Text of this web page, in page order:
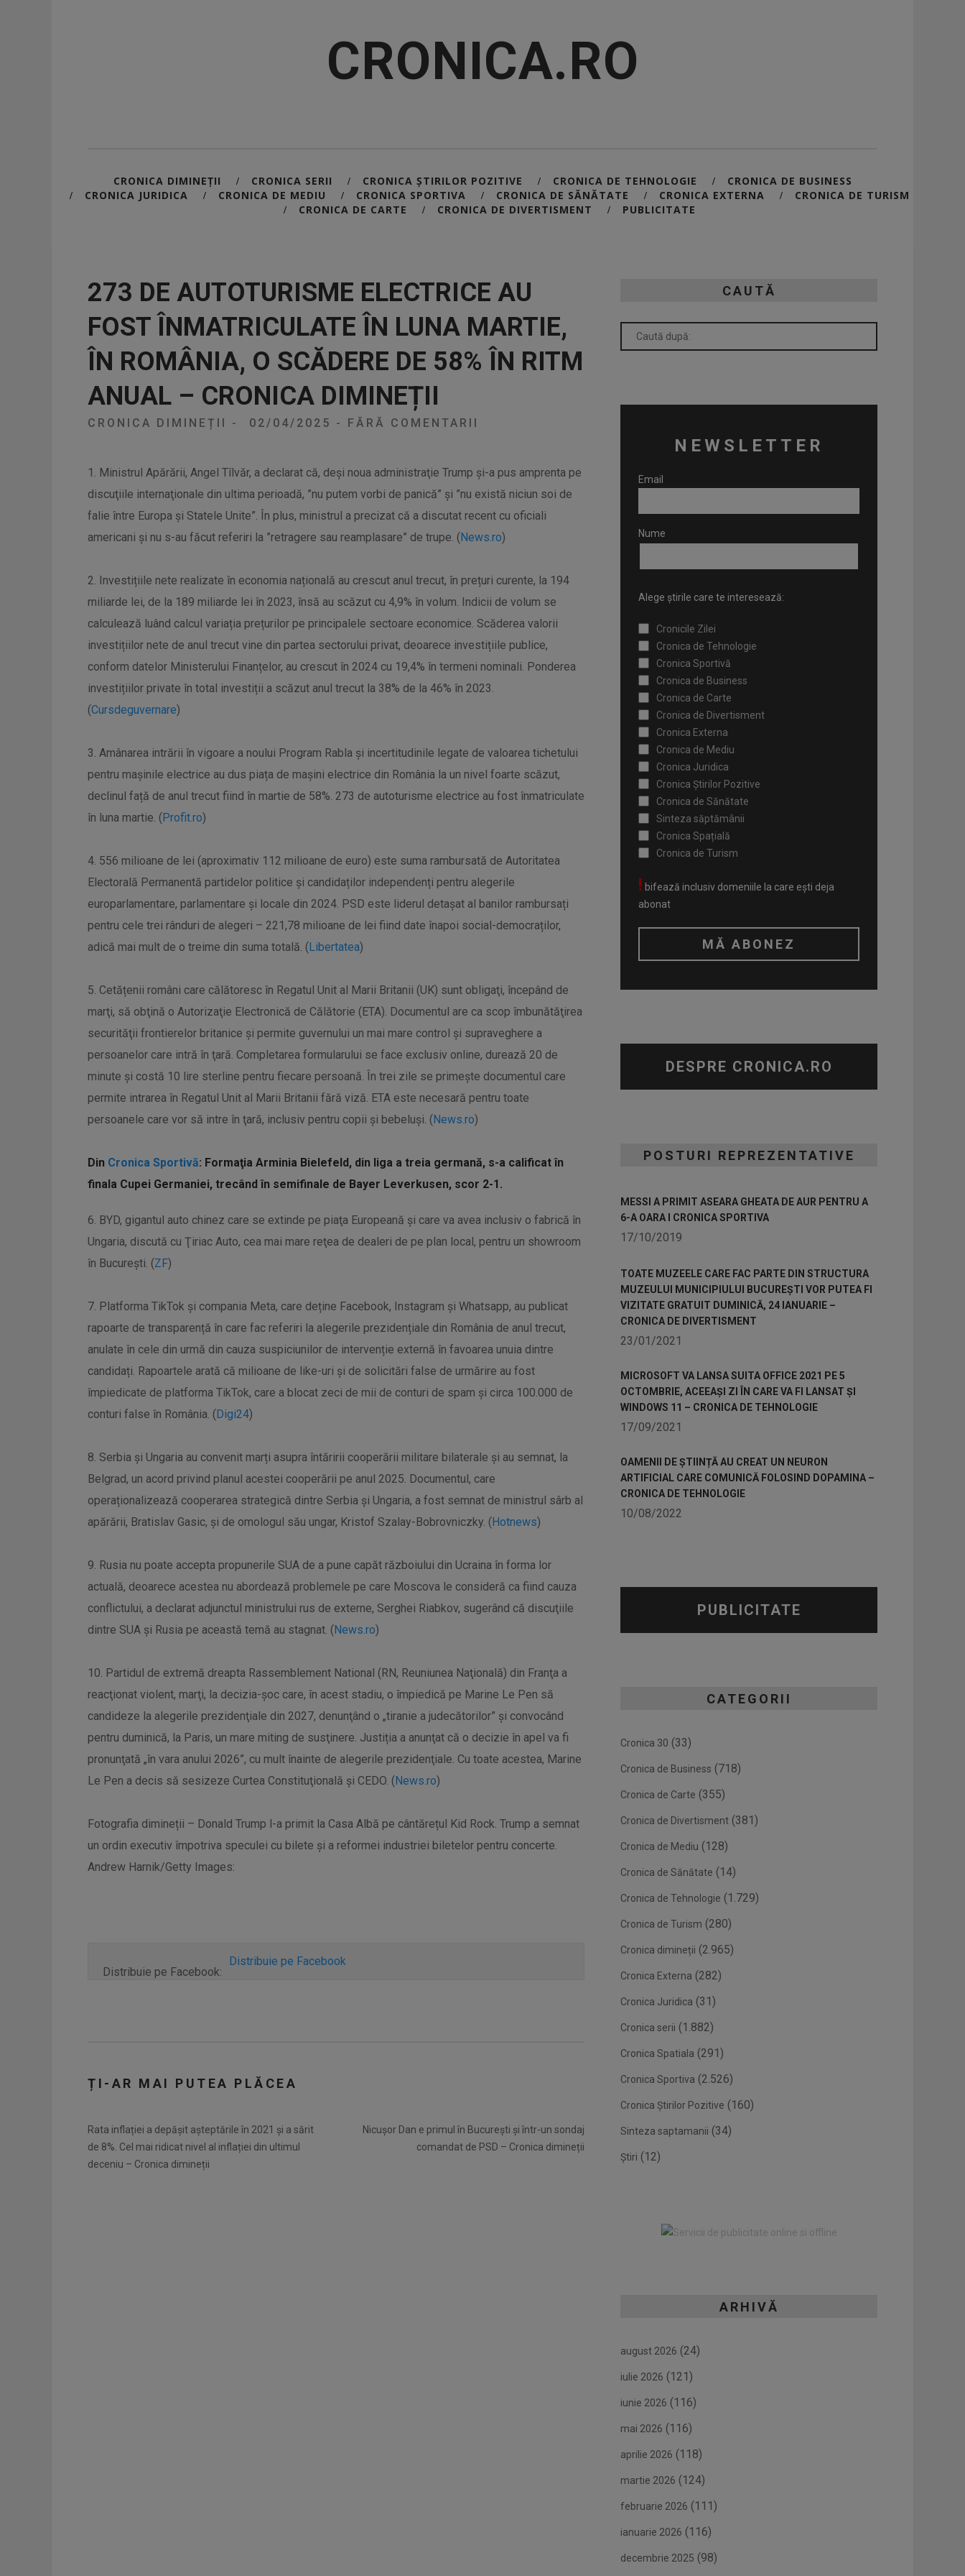
CRONICA.RO
CRONICA DIMINEȚII / CRONICA SERII / CRONICA ȘTIRILOR POZITIVE / CRONICA DE TEHNOLOGIE / CRONICA DE BUSINESS
/ CRONICA JURIDICA / CRONICA DE MEDIU / CRONICA SPORTIVA / CRONICA DE SĂNĂTATE / CRONICA EXTERNA / CRONICA DE TURISM
/ CRONICA DE CARTE / CRONICA DE DIVERTISMENT / PUBLICITATE
273 DE AUTOTURISME ELECTRICE AU
FOST ÎNMATRICULATE ÎN LUNA MARTIE,
ÎN ROMÂNIA, O SCĂDERE DE 58% ÎN RITM
ANUAL – CRONICA DIMINEȚII
CRONICA DIMINEȚII - 02/04/2025 - FĂRĂ COMENTARII
1. Ministrul Apărării, Angel Tîlvăr, a declarat că, deşi noua administraţie Trump şi-a pus amprenta pe
discuţiile internaţionale din ultima perioadă, ”nu putem vorbi de panică” şi ”nu există niciun soi de
falie între Europa şi Statele Unite”. În plus, ministrul a precizat că a discutat recent cu oficiali
americani şi nu s-au făcut referiri la ”retragere sau reamplasare” de trupe. (News.ro)
2. Investițiile nete realizate în economia națională au crescut anul trecut, în prețuri curente, la 194
miliarde lei, de la 189 miliarde lei în 2023, însă au scăzut cu 4,9% în volum. Indicii de volum se
calculează luând calcul variația prețurilor pe principalele sectoare economice. Scăderea valorii
investițiilor nete de anul trecut vine din partea sectorului privat, deoarece investițiile publice,
conform datelor Ministerului Finanțelor, au crescut în 2024 cu 19,4% în termeni nominali. Ponderea
investițiilor private în total investiții a scăzut anul trecut la 38% de la 46% în 2023.
(Cursdeguvernare)
3. Amânarea intrării în vigoare a noului Program Rabla și incertitudinile legate de valoarea tichetului
pentru mașinile electrice au dus piața de mașini electrice din România la un nivel foarte scăzut,
declinul față de anul trecut fiind în martie de 58%. 273 de autoturisme electrice au fost înmatriculate
în luna martie. (Profit.ro)
4. 556 milioane de lei (aproximativ 112 milioane de euro) este suma rambursată de Autoritatea
Electorală Permanentă partidelor politice și candidaților independenți pentru alegerile
europarlamentare, parlamentare și locale din 2024. PSD este liderul detașat al banilor rambursați
pentru cele trei rânduri de alegeri – 221,78 milioane de lei fiind date înapoi social-democraților,
adică mai mult de o treime din suma totală. (Libertatea)
5. Cetățenii români care călătoresc în Regatul Unit al Marii Britanii (UK) sunt obligaţi, începând de
marţi, să obţină o Autorizaţie Electronică de Călătorie (ETA). Documentul are ca scop îmbunătăţirea
securităţii frontierelor britanice şi permite guvernului un mai mare control şi supraveghere a
persoanelor care intră în ţară. Completarea formularului se face exclusiv online, durează 20 de
minute şi costă 10 lire sterline pentru fiecare persoană. În trei zile se primeşte documentul care
permite intrarea în Regatul Unit al Marii Britanii fără viză. ETA este necesară pentru toate
persoanele care vor să intre în ţară, inclusiv pentru copii şi bebeluşi. (News.ro)
Din Cronica Sportivă: Formaţia Arminia Bielefeld, din liga a treia germană, s-a calificat în
finala Cupei Germaniei, trecând în semifinale de Bayer Leverkusen, scor 2-1.
6. BYD, gigantul auto chinez care se extinde pe piaţa Europeană şi care va avea inclusiv o fabrică în
Ungaria, discută cu Ţiriac Auto, cea mai mare reţea de dealeri de pe plan local, pentru un showroom
în Bucureşti. (ZF)
7. Platforma TikTok și compania Meta, care deține Facebook, Instagram și Whatsapp, au publicat
rapoarte de transparență în care fac referiri la alegerile prezidențiale din România de anul trecut,
anulate în cele din urmă din cauza suspiciunilor de intervenție externă în favoarea unuia dintre
candidați. Rapoartele arată că milioane de like-uri și de solicitări false de urmărire au fost
împiedicate de platforma TikTok, care a blocat zeci de mii de conturi de spam și circa 100.000 de
conturi false în România. (Digi24)
8. Serbia și Ungaria au convenit marți asupra întăririi cooperării militare bilaterale și au semnat, la
Belgrad, un acord privind planul acestei cooperării pe anul 2025. Documentul, care
operaționalizează cooperarea strategică dintre Serbia și Ungaria, a fost semnat de ministrul sârb al
apărării, Bratislav Gasic, și de omologul său ungar, Kristof Szalay-Bobrovniczky. (Hotnews)
9. Rusia nu poate accepta propunerile SUA de a pune capăt războiului din Ucraina în forma lor
actuală, deoarece acestea nu abordează problemele pe care Moscova le consideră ca fiind cauza
conflictului, a declarat adjunctul ministrului rus de externe, Serghei Riabkov, sugerând că discuţiile
dintre SUA şi Rusia pe această temă au stagnat. (News.ro)
10. Partidul de extremă dreapta Rassemblement National (RN, Reuniunea Naţională) din Franţa a
reacţionat violent, marţi, la decizia-şoc care, în acest stadiu, o împiedică pe Marine Le Pen să
candideze la alegerile prezidenţiale din 2027, denunţând o „tiranie a judecătorilor” şi convocând
pentru duminică, la Paris, un mare miting de susţinere. Justiția a anunţat că o decizie în apel va fi
pronunţată „în vara anului 2026”, cu mult înainte de alegerile prezidenţiale. Cu toate acestea, Marine
Le Pen a decis să sesizeze Curtea Constituţională şi CEDO. (News.ro)
Fotografia dimineții – Donald Trump l-a primit la Casa Albă pe cântărețul Kid Rock. Trump a semnat
un ordin executiv împotriva speculei cu bilete și a reformei industriei biletelor pentru concerte.
Andrew Harnik/Getty Images:
Distribuie pe Facebook:
Distribuie pe Facebook
ȚI-AR MAI PUTEA PLĂCEA
Rata inflației a depășit așteptările în 2021 și a sărit
de 8%. Cel mai ridicat nivel al inflației din ultimul
deceniu – Cronica dimineții
Nicușor Dan e primul în București și într-un sondaj
comandat de PSD – Cronica dimineții
CAUTĂ
NEWSLETTER
Email
Nume
Alege știrile care te interesează:
Cronicile Zilei
Cronica de Tehnologie
Cronica Sportivă
Cronica de Business
Cronica de Carte
Cronica de Divertisment
Cronica Externa
Cronica de Mediu
Cronica Juridica
Cronica Știrilor Pozitive
Cronica de Sănătate
Sinteza săptămânii
Cronica Spațială
Cronica de Turism
! bifează inclusiv domeniile la care ești deja
abonat
DESPRE CRONICA.RO
POSTURI REPREZENTATIVE
MESSI A PRIMIT ASEARA GHEATA DE AUR PENTRU A
6-A OARA I CRONICA SPORTIVA
17/10/2019
TOATE MUZEELE CARE FAC PARTE DIN STRUCTURA
MUZEULUI MUNICIPIULUI BUCUREȘTI VOR PUTEA FI
VIZITATE GRATUIT DUMINICĂ, 24 IANUARIE –
CRONICA DE DIVERTISMENT
23/01/2021
MICROSOFT VA LANSA SUITA OFFICE 2021 PE 5
OCTOMBRIE, ACEEAȘI ZI ÎN CARE VA FI LANSAT ȘI
WINDOWS 11 – CRONICA DE TEHNOLOGIE
17/09/2021
OAMENII DE ȘTIINȚĂ AU CREAT UN NEURON
ARTIFICIAL CARE COMUNICĂ FOLOSIND DOPAMINA –
CRONICA DE TEHNOLOGIE
10/08/2022
PUBLICITATE
CATEGORII
Cronica 30 (33)
Cronica de Business (718)
Cronica de Carte (355)
Cronica de Divertisment (381)
Cronica de Mediu (128)
Cronica de Sănătate (14)
Cronica de Tehnologie (1.729)
Cronica de Turism (280)
Cronica dimineții (2.965)
Cronica Externa (282)
Cronica Juridica (31)
Cronica serii (1.882)
Cronica Spatiala (291)
Cronica Sportiva (2.526)
Cronica Știrilor Pozitive (160)
Sinteza saptamanii (34)
Știri (12)
ARHIVĂ
august 2026 (24)
iulie 2026 (121)
iunie 2026 (116)
mai 2026 (116)
aprilie 2026 (118)
martie 2026 (124)
februarie 2026 (111)
ianuarie 2026 (116)
decembrie 2025 (98)